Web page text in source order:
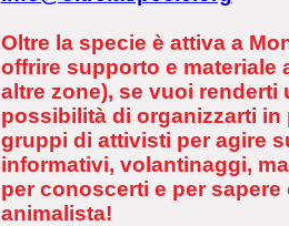
Oltre la specie è attiva a
offrire supporto e materiale
altre zone), se vuoi renderti
possibilità di organizzarti
gruppi di attivisti per agire
informativi, volantinaggi,
per conoscerti e per
animalista!